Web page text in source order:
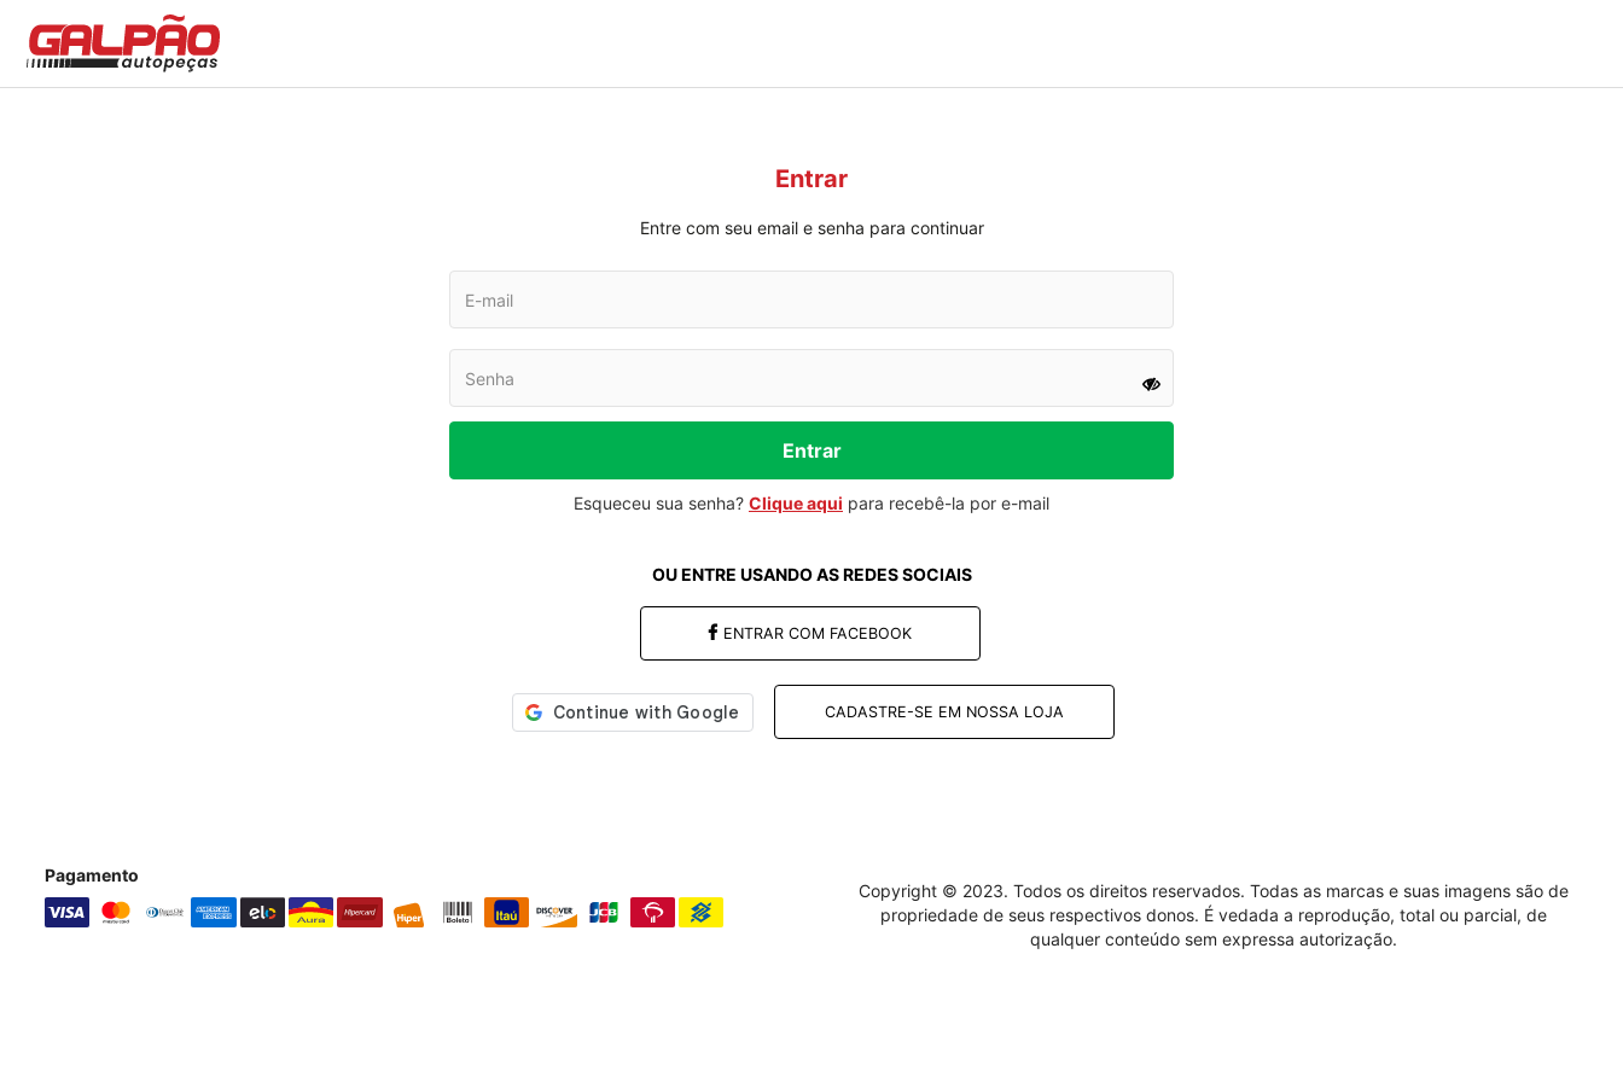
Entrar
Entre com seu email e senha para continuar
Entrar
Esqueceu sua senha? Clique aqui para recebê-la por e-mail
Enviar
ENTRAR COM FACEBOOK
CADASTRE-SE EM NOSSA LOJA
Pagamento
Copyright © 2023. Todos os direitos reservados. Todas as marcas e suas imagens são de
propriedade de seus respectivos donos. É vedada a reprodução, total ou parcial, de
qualquer conteúdo sem expressa autorização.